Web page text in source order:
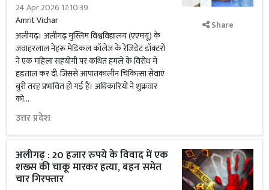
24 Apr 2026 17:10:39
Amrit Vichar
अलीगढ़। अलीगढ़ मुस्लिम विश्वविद्यालय (एएमयू) के
जवाहरलाल नेहरू मेडिकल कॉलेज के रेजिडेंट डॉक्टरों
ने एक महिला सहयोगी पर कथित हमले के विरोध में
हड़ताल कर दी, जिससे आपातकालीन चिकित्सा सेवाएं
बुरी तरह प्रभावित हो गई हैं। अधिकारियों ने शुक्रवार
को...
उत्तर प्रदेश
Share
अलीगढ़ : 20 हजार रुपये के विवाद में एक
शख्स की चाकू मारकर हत्या, बहन समेत
चार गिरफ्तार